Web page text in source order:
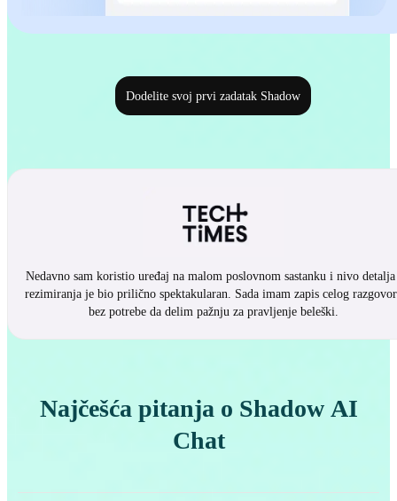
Dodelite svoj prvi zadatak Shadow
Nedavno sam koristio uređaj na malom poslovnom sastanku i nivo
rezimiranja je bio prilično spektakularan. Sada imam zapis celog
bez potrebe da delim pažnju za pravljenje beleški.
Najčešća pitanja o Shadow AI
Chat